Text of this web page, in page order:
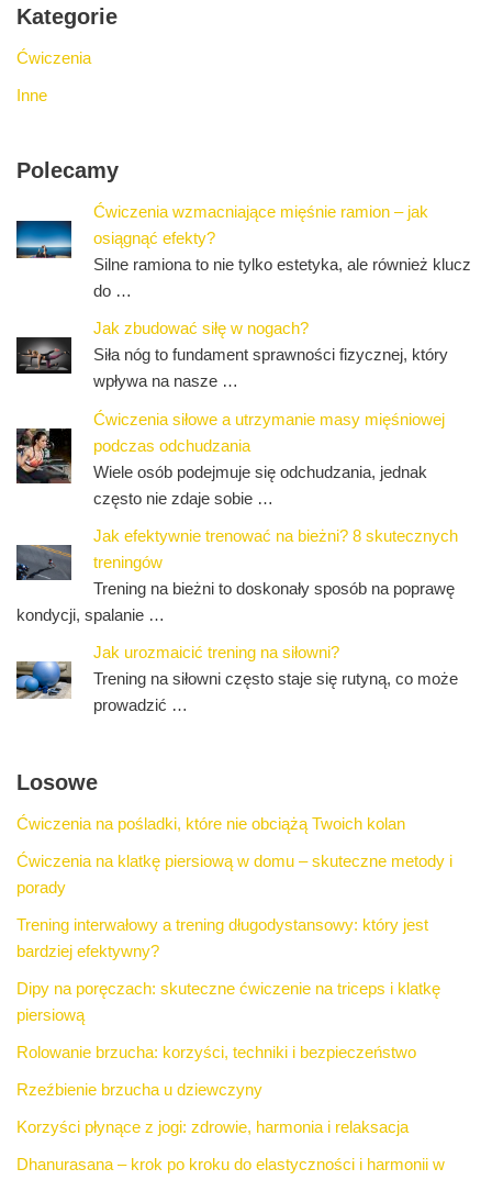
Kategorie
Ćwiczenia
Inne
Polecamy
Ćwiczenia wzmacniające mięśnie ramion – jak
osiągnąć efekty?
Silne ramiona to nie tylko estetyka, ale również klucz
do …
Jak zbudować siłę w nogach?
Siła nóg to fundament sprawności fizycznej, który
wpływa na nasze …
Ćwiczenia siłowe a utrzymanie masy mięśniowej
podczas odchudzania
Wiele osób podejmuje się odchudzania, jednak
często nie zdaje sobie …
Jak efektywnie trenować na bieżni? 8 skutecznych
treningów
Trening na bieżni to doskonały sposób na poprawę
kondycji, spalanie …
Jak urozmaicić trening na siłowni?
Trening na siłowni często staje się rutyną, co może
prowadzić …
Losowe
Ćwiczenia na pośladki, które nie obciążą Twoich kolan
Ćwiczenia na klatkę piersiową w domu – skuteczne metody i
porady
Trening interwałowy a trening długodystansowy: który jest
bardziej efektywny?
Dipy na poręczach: skuteczne ćwiczenie na triceps i klatkę
piersiową
Rolowanie brzucha: korzyści, techniki i bezpieczeństwo
Rzeźbienie brzucha u dziewczyny
Korzyści płynące z jogi: zdrowie, harmonia i relaksacja
Dhanurasana – krok po kroku do elastyczności i harmonii w